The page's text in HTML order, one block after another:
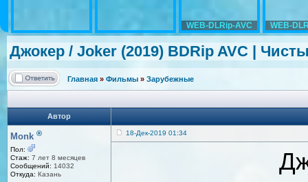
WEB-DLRip-AVC WEB-
Джокер / Joker (2019) BDRip AVC |
Главная » Фильмы » Зарубежные
Автор
Monk ®
Пол:
Стаж: 7 лет 8 месяцев
Сообщений: 14032
Откуда: Казань
18-Дек-2019 01:34